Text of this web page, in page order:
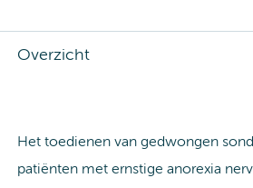
Overzicht
Het toedienen van gedwongen
patiënten met ernstige anorexia